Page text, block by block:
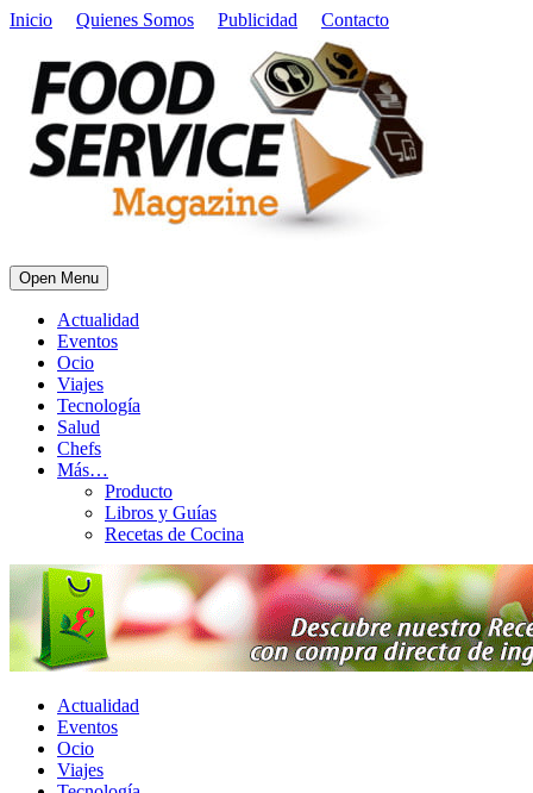
Inicio Quienes Somos Publicidad Contacto
Open Menu
Actualidad
Eventos
Ocio
Viajes
Tecnología
Salud
Chefs
Más…
Producto
Libros y Guías
Recetas de Cocina
Actualidad
Eventos
Ocio
Viajes